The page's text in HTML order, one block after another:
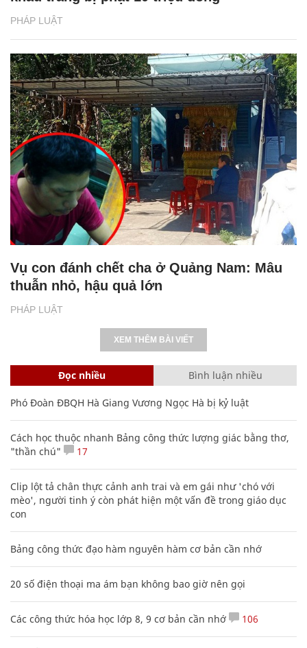
PHÁP LUẬT
PHÁP LUẬT
Vụ con đánh chết cha ở Quảng Nam: Mâu
thuẫn nhỏ, hậu quả lớn
XEM THÊM BÀI VIẾT
Đọc nhiều Bình luận nhiều
Phó Đoàn ĐBQH Hà Giang Vương Ngọc Hà bị kỷ luật
Cách học thuộc nhanh Bảng công thức lượng giác bằng thơ,
"thần chú"
17
Clip lột tả chân thực cảnh anh trai và em gái như 'chó với
mèo', người tinh ý còn phát hiện một vấn đề trong giáo dục
con
Bảng công thức đạo hàm nguyên hàm cơ bản cần nhớ
20 số điện thoại ma ám bạn không bao giờ nên gọi
Các công thức hóa học lớp 8, 9 cơ bản cần nhớ 106